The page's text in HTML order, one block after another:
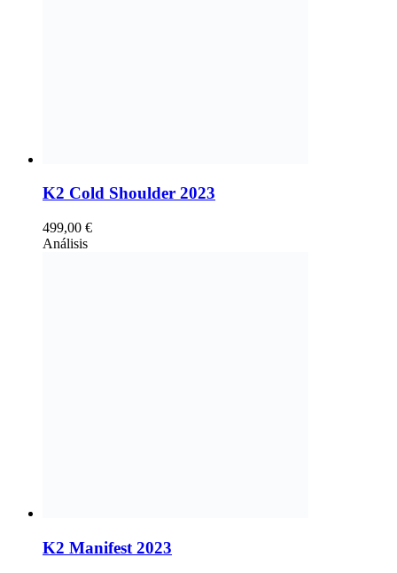
K2 Cold Shoulder 2023
499,00 €
Análisis
K2 Manifest 2023